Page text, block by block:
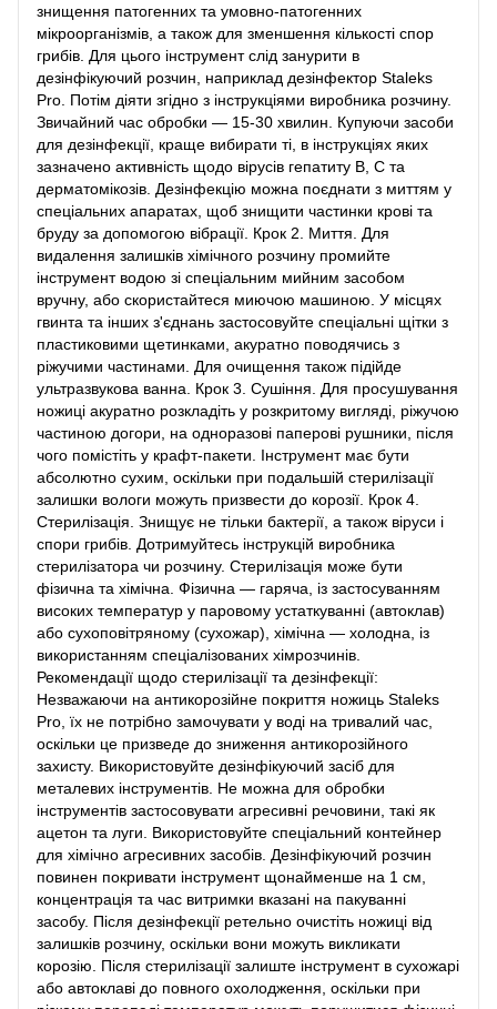
знищення патогенних та умовно-патогенних
мікроорганізмів, а також для зменшення кількості спор
грибів. Для цього інструмент слід занурити в
дезінфікуючий розчин, наприклад дезінфектор Staleks
Pro. Потім діяти згідно з інструкціями виробника розчину.
Звичайний час обробки — 15-30 хвилин. Купуючи засоби
для дезінфекції, краще вибирати ті, в інструкціях яких
зазначено активність щодо вірусів гепатиту В, С та
дерматомікозів. Дезінфекцію можна поєднати з миттям у
спеціальних апаратах, щоб знищити частинки крові та
бруду за допомогою вібрації. Крок 2. Миття. Для
видалення залишків хімічного розчину промийте
інструмент водою зі спеціальним мийним засобом
вручну, або скористайтеся миючою машиною. У місцях
гвинта та інших з'єднань застосовуйте спеціальні щітки з
пластиковими щетинками, акуратно поводячись з
ріжучими частинами. Для очищення також підійде
ультразвукова ванна. Крок 3. Сушіння. Для просушування
ножиці акуратно розкладіть у розкритому вигляді, ріжучою
частиною догори, на одноразові паперові рушники, після
чого помістіть у крафт-пакети. Інструмент має бути
абсолютно сухим, оскільки при подальшій стерилізації
залишки вологи можуть призвести до корозії. Крок 4.
Стерилізація. Знищує не тільки бактерії, а також віруси і
спори грибів. Дотримуйтесь інструкцій виробника
стерилізатора чи розчину. Стерилізація може бути
фізична та хімічна. Фізична — гаряча, із застосуванням
високих температур у паровому устаткуванні (автоклав)
або сухоповітряному (сухожар), хімічна — холодна, із
використанням спеціалізованих хімрозчинів.
Рекомендації щодо стерилізації та дезінфекції:
Незважаючи на антикорозійне покриття ножиць Staleks
Pro, їх не потрібно замочувати у воді на тривалий час,
оскільки це призведе до зниження антикорозійного
захисту. Використовуйте дезінфікуючий засіб для
металевих інструментів. Не можна для обробки
інструментів застосовувати агресивні речовини, такі як
ацетон та луги. Використовуйте спеціальний контейнер
для хімічно агресивних засобів. Дезінфікуючий розчин
повинен покривати інструмент щонайменше на 1 см,
концентрація та час витримки вказані на пакуванні
засобу. Після дезінфекції ретельно очистіть ножиці від
залишків розчину, оскільки вони можуть викликати
корозію. Після стерилізації залиште інструмент в сухожарі
або автоклаві до повного охолодження, оскільки при